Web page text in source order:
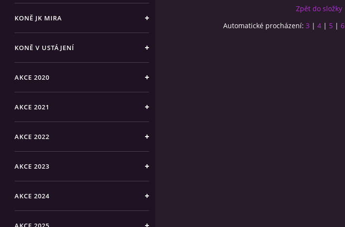
KONĚ JK MIRA
KONĚ V USTÁJENÍ
AKCE 2020
AKCE 2021
AKCE 2022
AKCE 2023
AKCE 2024
Zpět do složky
Automatické procházení: 3 | 4 | 5 | 6